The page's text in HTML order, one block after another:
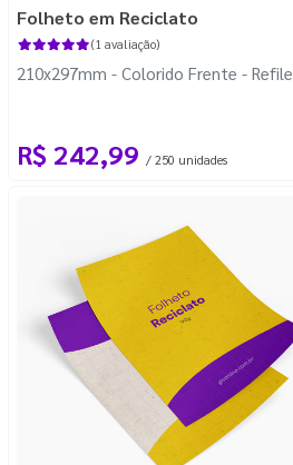
Folheto em Reciclato
(1 avaliação)
210x297mm - Colorido Frente - Refile
R$ 242,99 / 250 unidades